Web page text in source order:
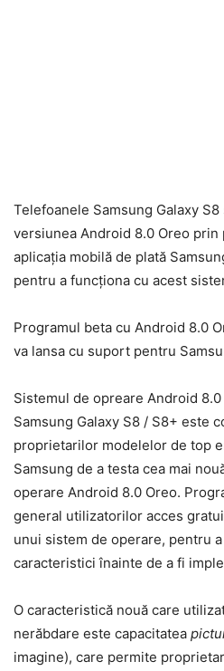
Telefoanele Samsung Galaxy
versiunea Android 8.0 Oreo prin
aplicația mobilă de plată
pentru a funcționa cu acest
Programul beta cu Android 8.0
va lansa cu suport pentru
Sistemul de opreare Android
Samsung Galaxy S8 / S8+ este
proprietarilor modelelor de top
Samsung de a testa cea mai
operare Android 8.0 Oreo.
general utilizatorilor acces
unui sistem de operare, pentru
caracteristici înainte de a fi
O caracteristică nouă care
nerăbdare este capacitatea
imagine), care permite